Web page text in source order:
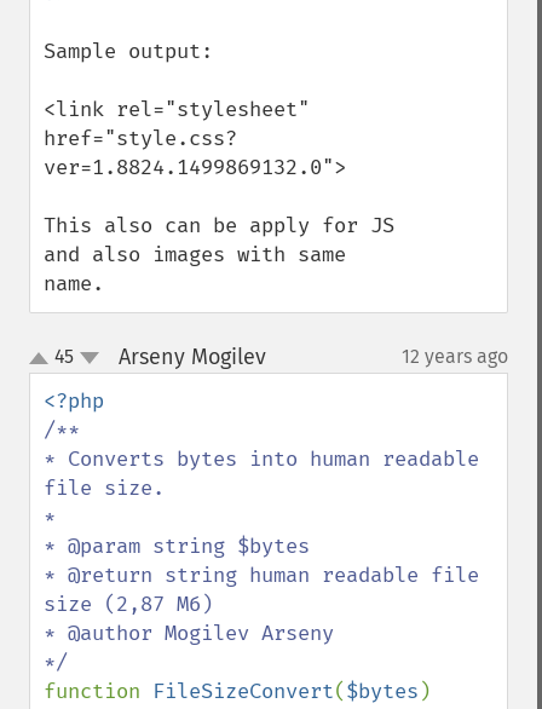
Sample output:
<link rel="stylesheet"
href="style.css?
ver=1.8824.1499869132.0">
This also can be apply for JS
and also images with same
name.
up
down
45 Arseny Mogilev¶ 12 years ago
/**
* Converts bytes into human readable
file size.
*
* @param string $bytes
* @return string human readable file
size (2,87 Мб)
* @author Mogilev Arseny
function FileSizeConvert($bytes )